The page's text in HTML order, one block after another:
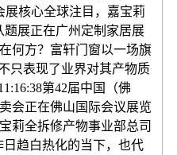
展核心全球注目，嘉宝莉
题展正在广州定制家居展
何方？富轩门窗以一场旗
只表现了业界对其产物质
第42届中国（佛
会正在佛山国际会议展览
莉全拆修产物事业部总司
趋白热化的当下，也代